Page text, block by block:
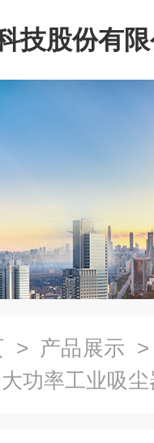
技股份有
> 产品展示
功率工业吸